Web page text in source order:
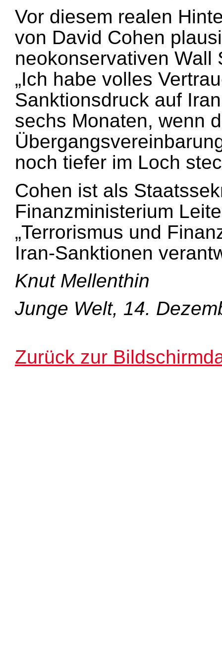
Vor diesem realen
von David Cohen
neokonservativen Wall
„Ich habe volles
Sanktionsdruck auf
sechs Monaten, wenn
noch tiefer im Loch
Cohen ist als
Finanzministerium
„Terrorismus und
Iran-Sanktionen
Knut Mellenthin
Junge Welt, 14.
Zurück zur